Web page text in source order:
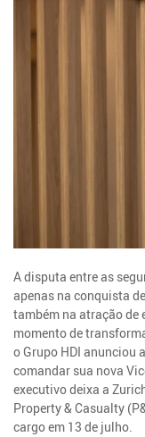
A disputa entre as
apenas na conquista
também na atração de
momento de
o Grupo HDI anunciou
comandar sua nova
executivo deixa a
Property & Casualty
cargo em 13 de julho.